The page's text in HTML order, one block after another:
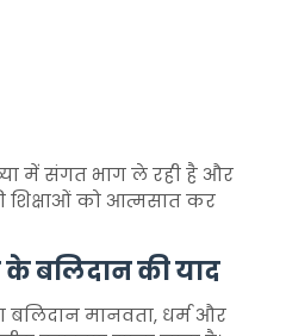
में संगत भाग ले रही है और
शिक्षाओं को आत्मसात कर
बलिदान की याद
बलिदान मानवता, धर्म और